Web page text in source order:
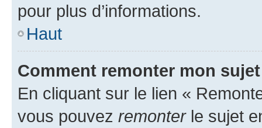
pour plus d’informations.
Haut
Comment remonter mon
En cliquant sur le lien «
vous pouvez remonterle sujet